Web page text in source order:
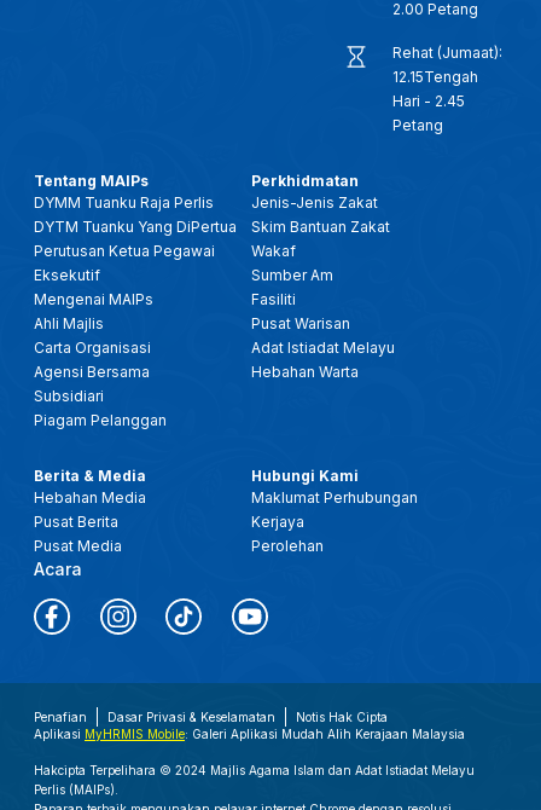
2.00 Petang
Rehat (Jumaat):
12.15Tengah
Hari - 2.45
Petang
Tentang MAIPs
DYMM Tuanku Raja Perlis
DYTM Tuanku Yang DiPertua
Perutusan Ketua Pegawai
Eksekutif
Mengenai MAIPs
Ahli Majlis
Carta Organisasi
Agensi Bersama
Subsidiari
Piagam Pelanggan
Perkhidmatan
Jenis-Jenis Zakat
Skim Bantuan Zakat
Wakaf
Sumber Am
Fasiliti
Pusat Warisan
Adat Istiadat Melayu
Hebahan Warta
Berita & Media
Hebahan Media
Pusat Berita
Pusat Media
Acara
Hubungi Kami
Maklumat Perhubungan
Kerjaya
Perolehan
Penafian Dasar Privasi & Keselamatan
Notis Hak Cipta
Aplikasi MyHRMIS Mobile: Galeri Aplikasi Mudah Alih Kerajaan Malaysia
Hakcipta Terpelihara © 2024 Majlis Agama Islam dan Adat Istiadat Melayu
Perlis (MAIPs).